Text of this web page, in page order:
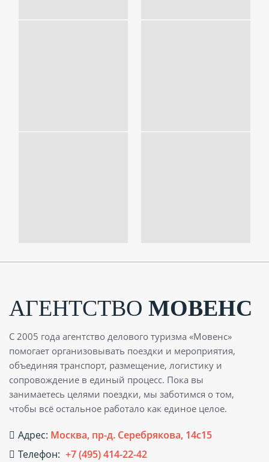
АГЕНТСТВО МОВЕНС
С 2005 года агентство делового туризма «Мовенс»
помогает организовывать поездки и мероприятия,
объединяя транспорт, размещение, логистику и
сопровождение в единый процесс. Пока вы
занимаетесь целями поездки, мы заботимся о том,
чтобы всё остальное работало как единое целое.
Адрес: Москва, пр-д. Серебрякова, 14с15
Телефон: +7 (495) 414-22-42